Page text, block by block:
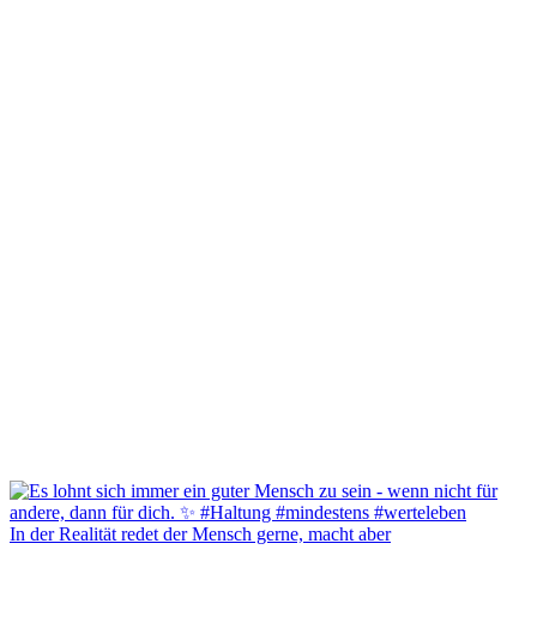
In der Realität redet der Mensch gerne, macht aber